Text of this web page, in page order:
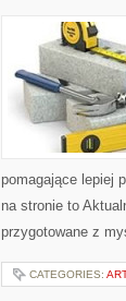
pomagające lepiej
na stronie to
przygotowane z
CATEGORIES: